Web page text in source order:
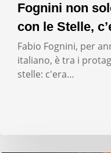
Fognini non
con le Stelle,
Fabio Fognini, per
italiano, è tra i
stelle: c'era…